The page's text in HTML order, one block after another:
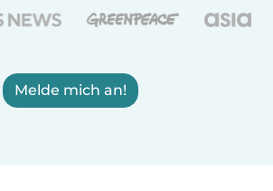
Melde mich an!